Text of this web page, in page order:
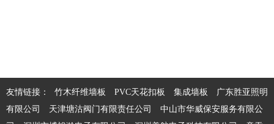
友情链接： 竹木纤维墙板 PVC天花扣板 集成墙板
广东胜亚照明
有限公司
天津塘沽阀门有限责任公司
中山市华威保安服务有限公